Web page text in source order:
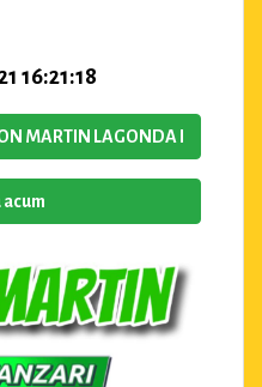
16:21:18
MARTIN LAGONDA I